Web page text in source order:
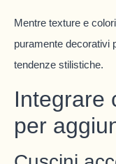
Mentre texture e
puramente decorativi
tendenze stilistiche.
Integrare
per